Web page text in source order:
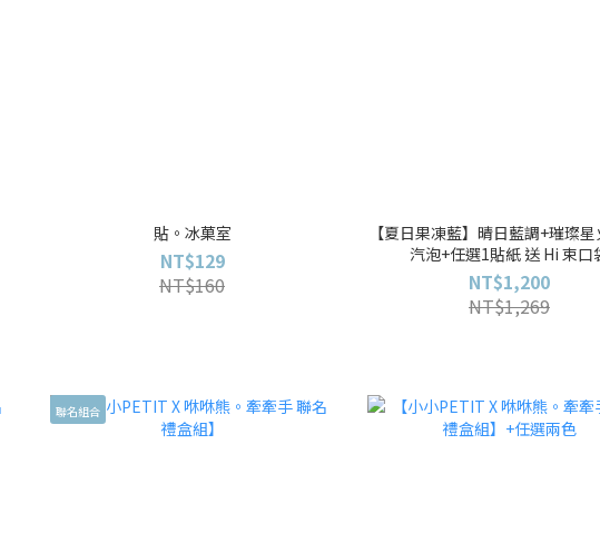
貼。冰菓室
NT$129
NT$160
【夏日果凍藍】晴日藍調+璀璨
汽泡+任選1貼紙 送 Hi 束口
NT$1,200
NT$1,269
聯名組合